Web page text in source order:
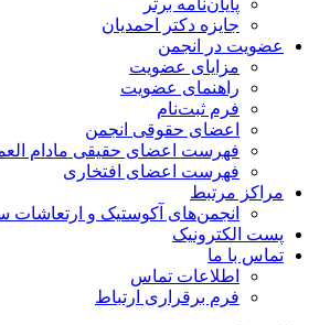
پایان‌نامه برتر
جایزه دکتر احمدیان
عضویت در انجمن
مزایای عضویت
راهنمای عضویت
فرم ثبت‌نام
اعضای حقوقی انجمن
فهرست اعضای حقیقی مادام‌ العمر
فهرست اعضای افتخاری
مراکز مرتبط
انجمن‌های آکوستیک و ارتعاشات
پست الکترونیک
تماس با ما
اطلاعات تماس
فرم برقراری ارتباط